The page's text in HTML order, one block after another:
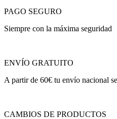
PAGO SEGURO
Siempre con la máxima seguridad
ENVÍO GRATUITO
A partir de 60€ tu envío nacional
CAMBIOS DE PRODUCTOS